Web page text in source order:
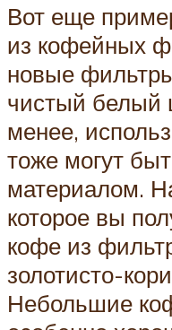
Вот еще
из кофейных
новые
чистый белый
менее,
тоже могут
материалом.
которое вы
кофе из
золотисто-
Небольшие